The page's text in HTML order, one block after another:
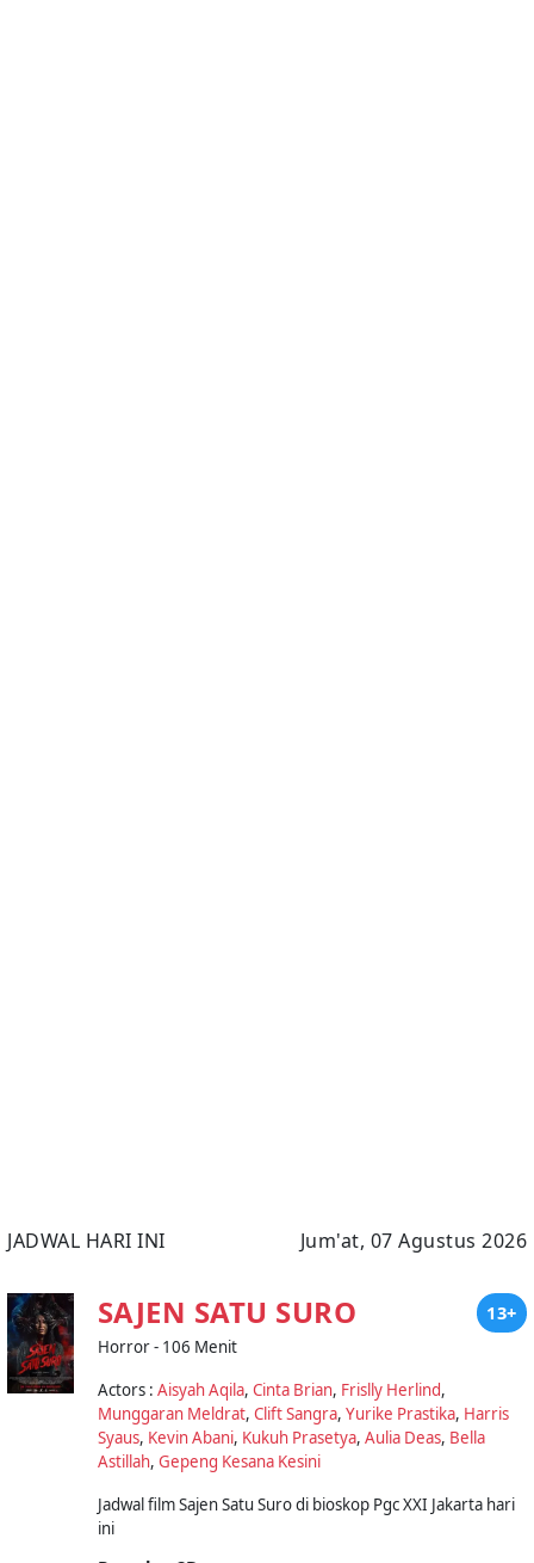
JADWAL HARI INI Jum'at, 07 Agustus 2026
SAJEN SATU SURO 13+
Horror - 106 Menit
Actors : Aisyah Aqila, Cinta Brian, Frislly Herlind,
Munggaran Meldrat, Clift Sangra, Yurike Prastika, Harris
Syaus, Kevin Abani, Kukuh Prasetya, Aulia Deas, Bella
Astillah, Gepeng Kesana Kesini
Jadwal film Sajen Satu Suro di bioskop Pgc XXI Jakarta hari
ini